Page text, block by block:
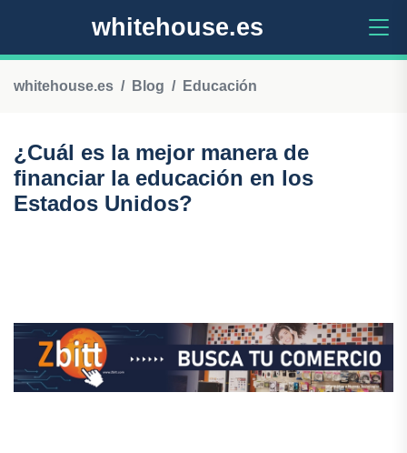
whitehouse.es
whitehouse.es Blog Educación
¿Cuál es la mejor manera de
financiar la educación en los
Estados Unidos?